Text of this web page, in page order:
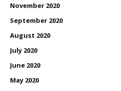
November 2020
September 2020
August 2020
July 2020
June 2020
May 2020